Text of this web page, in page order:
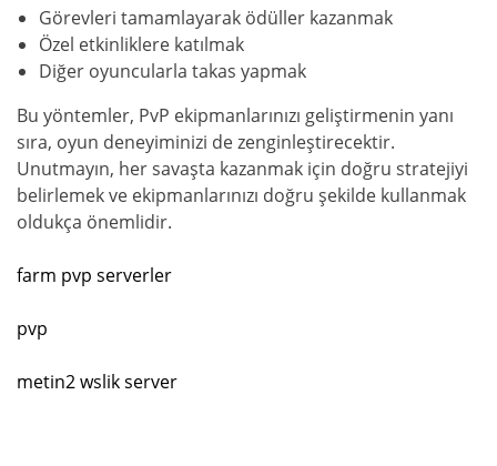
Görevleri tamamlayarak ödüller kazanmak
Özel etkinliklere katılmak
Diğer oyuncularla takas yapmak
Bu yöntemler, PvP ekipmanlarınızı geliştirmenin yanı
sıra, oyun deneyiminizi de zenginleştirecektir.
Unutmayın, her savaşta kazanmak için doğru stratejiyi
belirlemek ve ekipmanlarınızı doğru şekilde kullanmak
oldukça önemlidir.
farm pvp serverler
pvp
metin2 wslik server